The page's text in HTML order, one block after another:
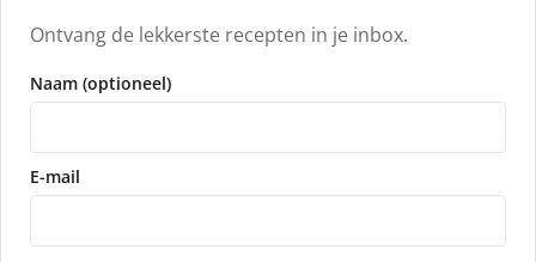
Ontvang de lekkerste recepten in je inbox.
Naam (optioneel)
E-mail